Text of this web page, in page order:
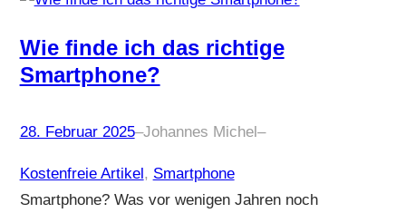
Wie finde ich das richtige
Smartphone?
28. Februar 2025–Johannes Michel–
Kostenfreie Artikel, Smartphone
Smartphone? Was vor wenigen Jahren noch